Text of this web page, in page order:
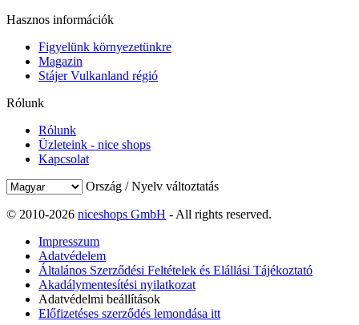
Hasznos információk
Figyelünk környezetünkre
Magazin
Stájer Vulkanland régió
Rólunk
Rólunk
Üzleteink - nice shops
Kapcsolat
Ország / Nyelv változtatás
© 2010-2026 niceshops GmbH - All rights reserved.
Impresszum
Adatvédelem
Általános Szerződési Feltételek és Elállási Tájékoztató
Akadálymentesítési nyilatkozat
Adatvédelmi beállítások
Előfizetéses szerződés lemondása itt